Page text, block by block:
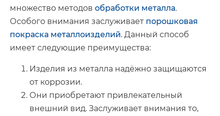
множество методов обработки металла.
Особого внимания заслуживает порошковая
покраска металлоизделий. Данный способ
имеет следующие преимущества:
Изделия из металла надёжно защищаются
от коррозии.
Они приобретают привлекательный
внешний вид. Заслуживает внимания то,